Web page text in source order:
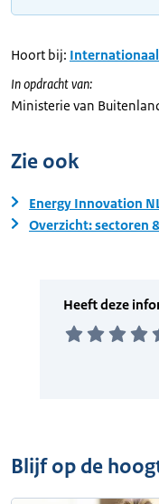
Hoort bij:
In opdracht van:
Ministerie van
Zie ook
Energy Innovation
Overzicht: sectoren
Blijf op de